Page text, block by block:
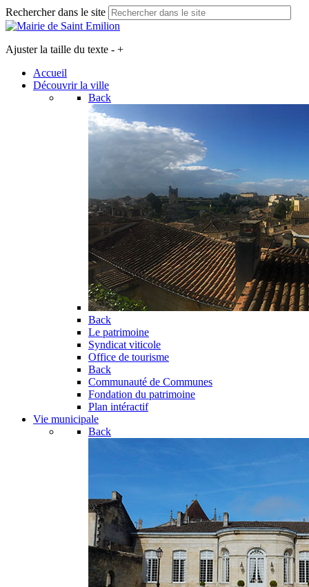
Rechercher dans le site
Ajuster la taille du texte - +
Accueil
Découvrir la ville
Back
Back
Le patrimoine
Syndicat viticole
Office de tourisme
Back
Communauté de Communes
Fondation du patrimoine
Plan intéractif
Vie municipale
Back